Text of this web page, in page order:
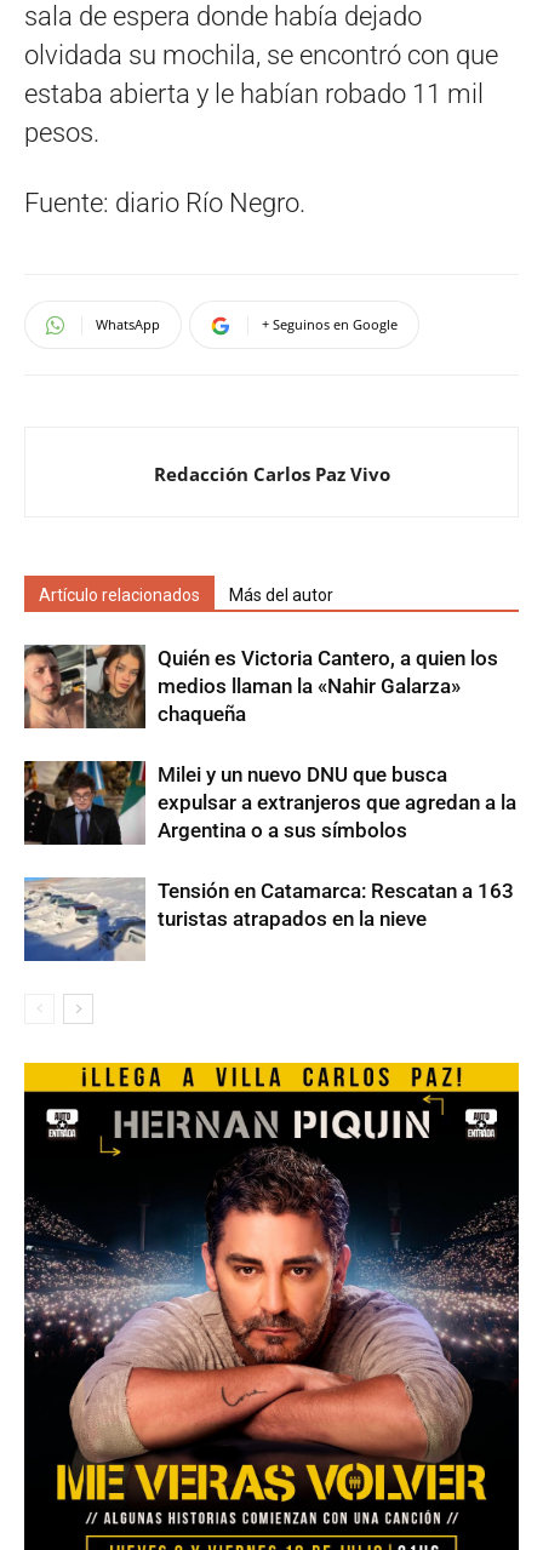
sala de espera donde había dejado
olvidada su mochila, se encontró con que
estaba abierta y le habían robado 11 mil
pesos.
Fuente: diario Río Negro.
WhatsApp + Seguinos en Google
Redacción Carlos Paz Vivo
Artículo relacionados Más del autor
Quién es Victoria Cantero, a quien los
medios llaman la «Nahir Galarza»
chaqueña
Milei y un nuevo DNU que busca
expulsar a extranjeros que agredan a la
Argentina o a sus símbolos
Tensión en Catamarca: Rescatan a 163
turistas atrapados en la nieve